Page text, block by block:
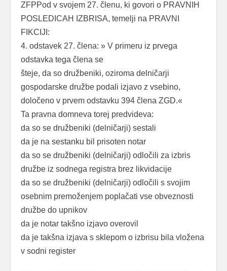
ZFPPod v svojem 27. členu, ki govori o PRAVNIH
POSLEDICAH IZBRISA, temelji na PRAVNI
FIKCIJI:
4. odstavek 27. člena: » V primeru iz prvega
odstavka tega člena se
šteje, da so družbeniki, oziroma delničarji
gospodarske družbe podali izjavo z vsebino,
določeno v prvem odstavku 394 člena ZGD.«
Ta pravna domneva torej predvideva:
da so se družbeniki (delničarji) sestali
da je na sestanku bil prisoten notar
da so se družbeniki (delničarji) odločili za izbris
družbe iz sodnega registra brez likvidacije
da so se družbeniki (delničarji) odločili s svojim
osebnim premoženjem poplačati vse obveznosti
družbe do upnikov
da je notar takšno izjavo overovil
da je takšna izjava s sklepom o izbrisu bila vložena
v sodni register